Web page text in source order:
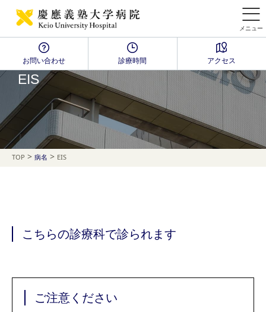
メニュー
お問い合わせ 診療時間 アクセス
Disease Name Search
EIS
TOP > 病名 > EIS
こちらの診療科で診られます
ご注意ください